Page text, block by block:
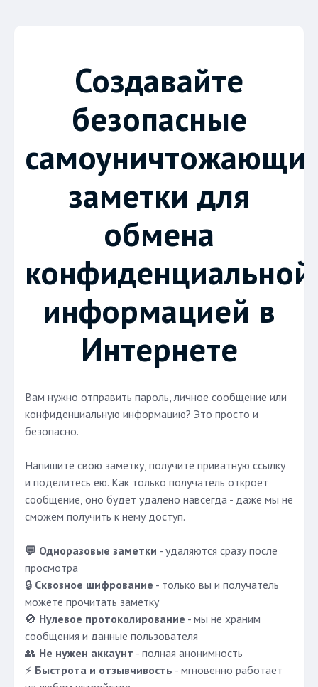
Создавайте
безопасные
заметки для
обмена
конфиденциальной
информацией в
Интернете
Вам нужно отправить пароль, личное сообщение или
конфиденциальную информацию? Это просто и
безопасно.
Напишите свою заметку, получите приватную ссылку
и поделитесь ею. Как только получатель откроет
сообщение, оно будет удалено навсегда - даже мы не
сможем получить к нему доступ.
💬 Одноразовые заметки - удаляются сразу после
просмотра
🔒 Сквозное шифрование - только вы и получатель
можете прочитать заметку
🚫 Нулевое протоколирование - мы не храним
сообщения и данные пользователя
👥 Не нужен аккаунт - полная анонимность
⚡ Быстрота и отзывчивость - мгновенно работает